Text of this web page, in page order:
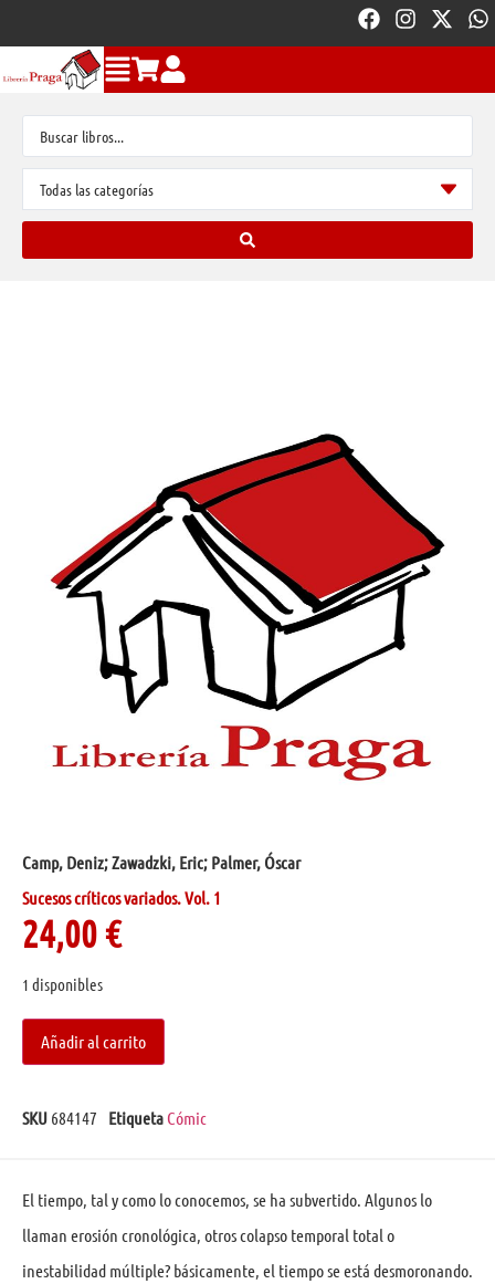
Camp, Deniz; Zawadzki, Eric; Palmer, Óscar
Sucesos críticos variados. Vol. 1
24,00€
1 disponibles
Añadir al carrito
SKU 684147 EtiquetaCómic
El tiempo, tal y como lo conocemos, se ha subvertido. Algunos lo
llaman erosión cronológica, otros colapso temporal total o
inestabilidad múltiple? básicamente, el tiempo se está desmoronando.